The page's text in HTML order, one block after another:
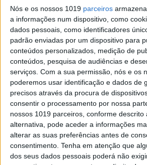
Nós e os nossos 1019 parceiros
a informações num dispositivo, como
dados pessoais, como identificadores
padrão enviadas por um dispositivo para
conteúdos personalizados, medição de
conteúdos, pesquisa de audiências e
serviços. Com a sua permissão, nós e os
poderemos usar identificação e dados de
precisos através da procura de
consentir o processamento por nossa
nossos 1019 parceiros, conforme descrito
alternativa, pode aceder a informações
alterar as suas preferências antes de
consentimento. Tenha em atenção que
dos seus dados pessoais poderá não
https://youtu.be/nOs4J88GL3A
(Foto: Future7Media)
Continuar a ler
2021 Alfredo Gomez
Manuel Lettenbichler
Red Bull Romaniacs
Teodor Kabakchiev
video
Wade Young